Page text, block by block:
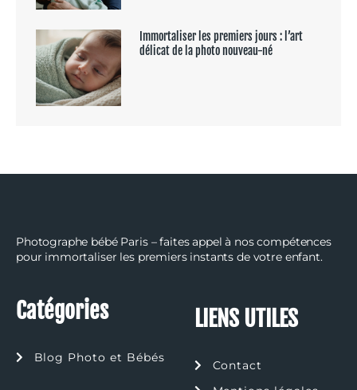
Immortaliser les premiers jours : l’art
délicat de la photo nouveau-né
Photographe bébé Paris – faites appel à nos compétences
pour immortaliser les premiers instants de votre enfant.
Catégories
Blog Photo et Bébés
LIENS UTILES
Contact